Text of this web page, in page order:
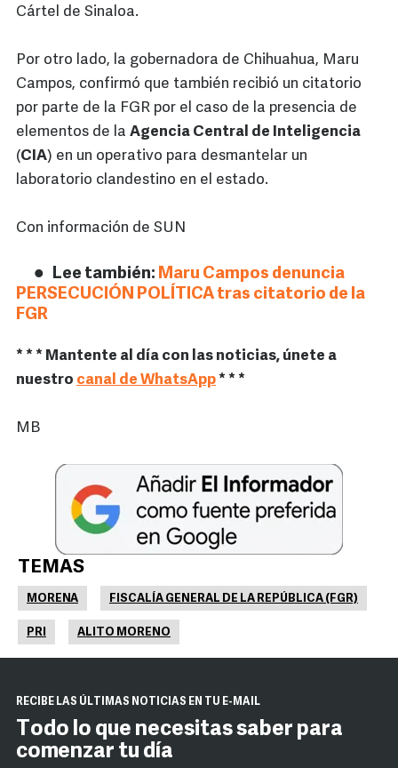
Cártel de Sinaloa.
Por otro lado, la gobernadora de Chihuahua, Maru
Campos, confirmó que también recibió un citatorio
por parte de la FGR por el caso de la presencia de
elementos de la Agencia Central de Inteligencia
(CIA) en un operativo para desmantelar un
laboratorio clandestino en el estado.
Con información de SUN
Lee también: Maru Campos denuncia
PERSECUCIÓN POLÍTICA tras citatorio de la
FGR
* * * Mantente al día con las noticias, únete a
nuestro canal de WhatsApp* * *
MB
TEMAS
MORENA FISCALÍA GENERAL DE LA REPÚBLICA (FGR)
PRI ALITO MORENO
RECIBE LAS ÚLTIMAS NOTICIAS EN TU E-MAIL
Todo lo que necesitas saber para
comenzar tu día